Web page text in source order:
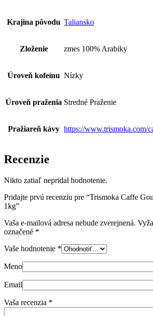
Krajina pôvodu Taliansko
Zloženie zmes 100% Arabiky
Úroveň kofeínu Nízky
Úroveň praženia Stredné Praženie
Pražiareň kávy https://www.trismoka.com/
Recenzie
Nikto zatiaľ nepridal hodnotenie.
Pridajte prvú recenziu pre “Trismoka Caffe
1kg”
Vaša e-mailová adresa nebude zverejnená.
označené *
Vaše hodnotenie *
Meno
Email
Vaša recenzia *